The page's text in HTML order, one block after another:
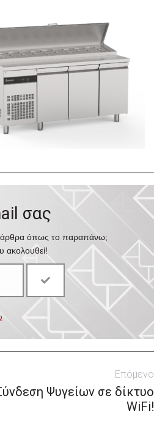
σας
άρθρα όπως το παραπάνω;
ακολουθεί!
Επόμενο
Ψυγείων σε δίκτυο
WiFi!